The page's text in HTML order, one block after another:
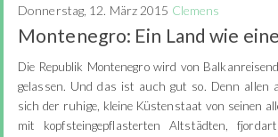
Donnerstag, 12. März 2015 Clemens
Montenegro: Ein Land wie
Die Republik Montenegro wird von
gelassen. Und das ist auch gut so. Denn allen
sich der ruhige, kleine Küstenstaat von seinen
mit kopfsteingepflasterten Altstädten,